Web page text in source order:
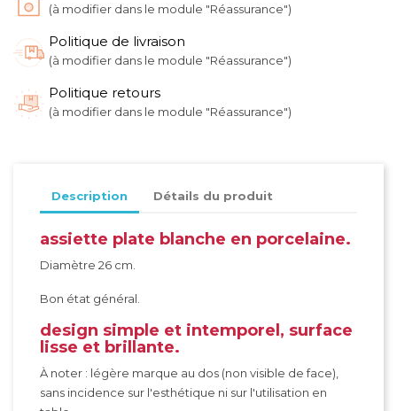
(à modifier dans le module "Réassurance")
Politique de livraison
(à modifier dans le module "Réassurance")
Politique retours
(à modifier dans le module "Réassurance")
Description Détails du produit
assiette plate blanche en porcelaine.
Diamètre 26 cm.
Bon état général.
design simple et intemporel, surface
lisse et brillante.
À noter : légère marque au dos (non visible de face),
sans incidence sur l'esthétique ni sur l'utilisation en